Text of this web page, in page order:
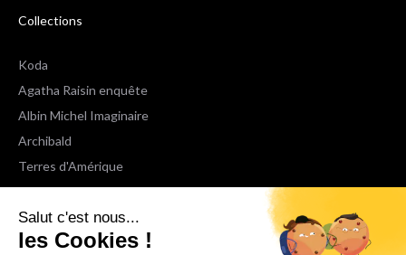
Salut c'est nous...
les Cookies !
Collections
Koda
Agatha Raisin enquête
Albin Michel Imaginaire
Archibald
Terres d'Amérique
Espaces Libres Poche
NOX
Wiz